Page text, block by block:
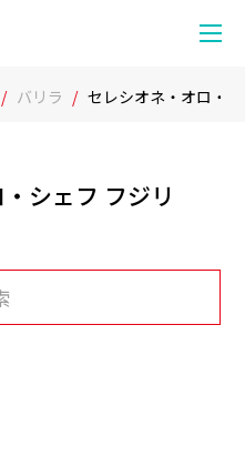
バリラ セレシオネ・オロ・
シェフ フジリ